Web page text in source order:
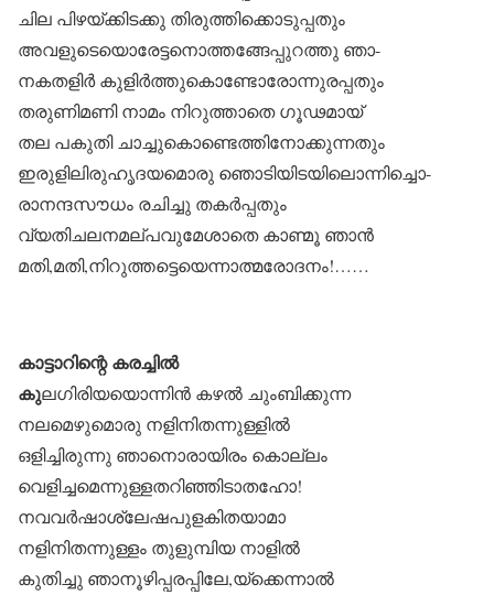
ചില പിഴയ്ക്കിടക്കു തിരുത്തിക്കൊടുപ്പതും
അവളുടെയൊരേട്ടനൊത്തങ്ങേപ്പുറത്തു ഞാ-
നകതളിർ കുളിർത്തുകൊണ്ടോരോന്നുരപ്പതും
തരുണിമണി നാമം നിറുത്താതെ ഗൂഢമായ്
തല പകുതി ചാച്ചുകൊണ്ടെത്തിനോക്കുന്നതും
ഇരുളിലിരുഹൃദയമൊരു ഞൊടിയിടയിലൊന്നിച്ചൊ-
രാനന്ദസൗധം രചിച്ചു തകർപ്പതും
വ്യതിചലനമല്പവുമേശാതെ കാണ്മൂ ഞാൻ
മതി,മതി,നിറുത്തട്ടെയെന്നാത്മരോദനം!……
കാട്ടാറിന്റെ കരച്ചിൽ
കുലഗിരിയയൊന്നിൻ കഴൽ ചുംബിക്കുന്ന
നലമെഴുമൊരു നളിനിതന്നുള്ളിൽ
ഒളിച്ചിരുന്നു ഞാനൊരായിരം കൊല്ലം
വെളിച്ചമെന്നുള്ളതറിഞ്ഞിടാതഹോ!
നവവർഷാശ്ലേഷപുളകിതയാമാ
നളിനിതന്നുള്ളം തുളുമ്പിയ നാളിൽ
കുതിച്ചു ഞാനൂഴിപ്പരപ്പിലേ,യ്ക്കെന്നാൽ